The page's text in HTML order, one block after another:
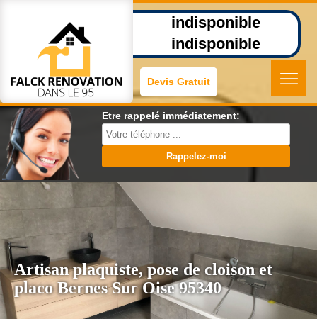
indisponible
indisponible
Devis Gratuit
Etre rappelé immédiatement:
Artisan plaquiste, pose de cloison et
placo Bernes Sur Oise 95340